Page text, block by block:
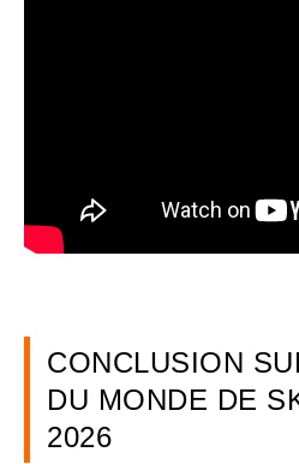
CONCLUSION
DU MONDE DE
2026